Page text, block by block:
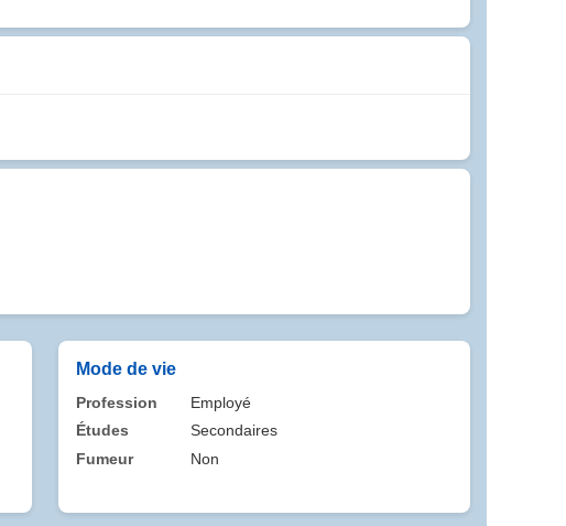
Mode de vie
Profession
Employé
Études
Secondaires
Fumeur
Non